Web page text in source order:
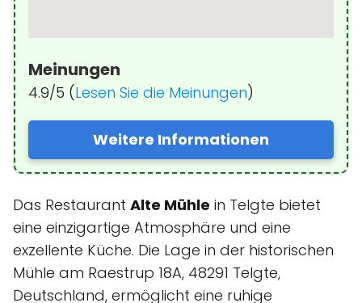
Meinungen
4.9/5 (Lesen Sie die Meinungen)
Weitere Informationen
Das Restaurant Alte Mühle in Telgte bietet
eine einzigartige Atmosphäre und eine
exzellente Küche. Die Lage in der historischen
Mühle am Raestrup 18A, 48291 Telgte,
Deutschland, ermöglicht eine ruhige